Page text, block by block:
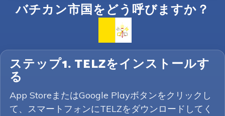
バチカン市国をどう呼びますか？
ステップ1. TELZをインストールす
る
App StoreまたはGoogle Playボタンをクリックし
て、スマートフォンにTELZをダウンロードしてく